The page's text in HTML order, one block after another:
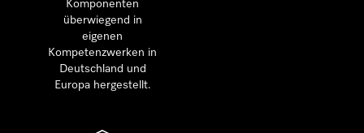
Komponenten
überwiegend in
eigenen
Kompetenzwerken in
Deutschland und
Europa hergestellt.